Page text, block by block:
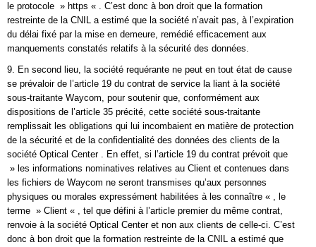
le protocole » https « . C’est donc à bon droit que la formation
restreinte de la CNIL a estimé que la société n’avait pas, à l’expiration
du délai fixé par la mise en demeure, remédié efficacement aux
manquements constatés relatifs à la sécurité des données.
9. En second lieu, la société requérante ne peut en tout état de cause
se prévaloir de l’article 19 du contrat de service la liant à la société
sous-traitante Waycom, pour soutenir que, conformément aux
dispositions de l’article 35 précité, cette société sous-traitante
remplissait les obligations qui lui incombaient en matière de protection
de la sécurité et de la confidentialité des données des clients de la
société Optical Center . En effet, si l’article 19 du contrat prévoit que
» les informations nominatives relatives au Client et contenues dans
les fichiers de Waycom ne seront transmises qu’aux personnes
physiques ou morales expressément habilitées à les connaître « , le
terme » Client « , tel que défini à l’article premier du même contrat,
renvoie à la société Optical Center et non aux clients de celle-ci. C’est
donc à bon droit que la formation restreinte de la CNIL a estimé que